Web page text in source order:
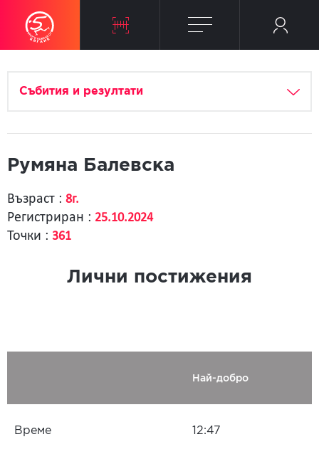
Събития и резултати
Румяна Балевска
Възраст : 8г.
Регистриран : 25.10.2024
Точки : 361
Лични постижения
Най-добро
Време 12:47